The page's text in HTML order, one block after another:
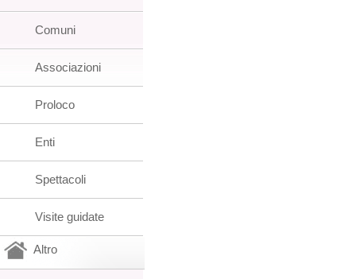
Comuni
Associazioni
Proloco
Enti
Spettacoli
Visite guidate
Altro